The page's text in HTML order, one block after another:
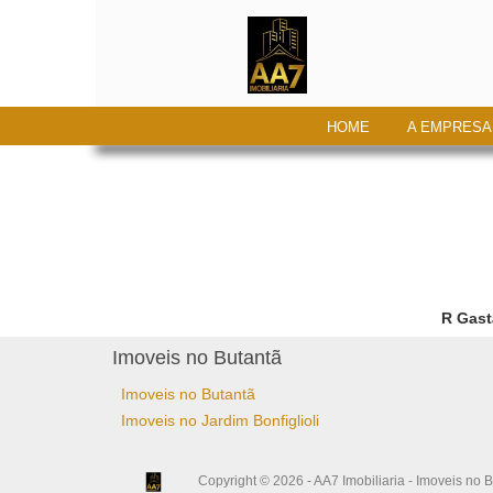
HOME A EMPRESA
R
Imoveis no Butantã
Imoveis no Butantã
Imoveis no Jardim Bonfiglioli
Copyright © 2026 - AA7 Imobiliaria - Imoveis no